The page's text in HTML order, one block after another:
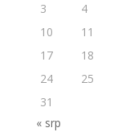
3
4
10
11
17
18
24
25
31
« srp